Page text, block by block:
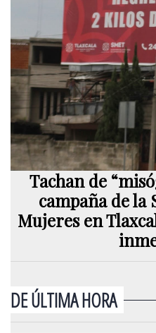
Tachan de
campaña de la
Mujeres en
DE ÚLTIMA HORA